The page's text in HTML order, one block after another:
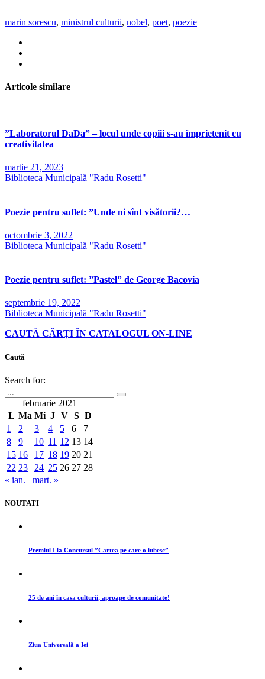
marin sorescu, ministrul culturii, nobel, poet, poezie
Articole similare
”Laboratorul DaDa” – locul unde copiii s-au împrietenit cu
creativitatea
martie 21, 2023
Biblioteca Municipală "Radu Rosetti"
Poezie pentru suflet: ”Unde ni sînt visătorii?…
octombrie 3, 2022
Biblioteca Municipală "Radu Rosetti"
Poezie pentru suflet: ”Pastel” de George Bacovia
septembrie 19, 2022
Biblioteca Municipală "Radu Rosetti"
CAUTĂ CĂRȚI ÎN CATALOGUL ON-LINE
Caută
Search for:
februarie 2021
L Ma Mi J V S D
1
2 3 4 5 6
7
8
9 10 11 12 13 14
15 16 17 18 19 20 21
22 23 24 25 26 27 28
« ian.
mart. »
NOUTATI
Premiul I la Concursul ”Cartea pe care o iubesc”
25 de ani în casa culturii, aproape de comunitate!
Ziua Universală a Iei